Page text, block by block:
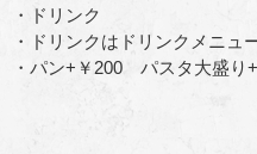
・ドリンク
・ドリンクはドリンクメニュ
・パン+￥200 パスタ大盛り